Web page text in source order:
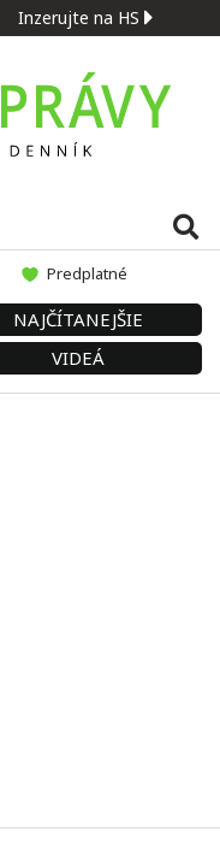
Inzerujte na HS
Predplatné
NAJČÍTANEJŠIE
VIDEÁ